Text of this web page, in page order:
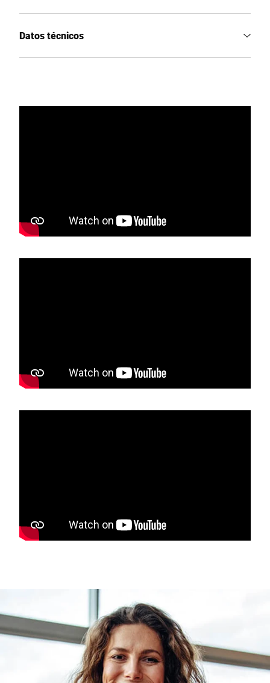
Datos técnicos